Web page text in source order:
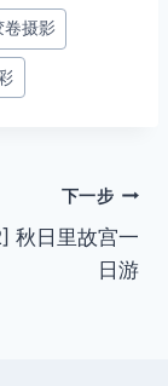
卷摄影
下一步
秋日里故宫一
日游